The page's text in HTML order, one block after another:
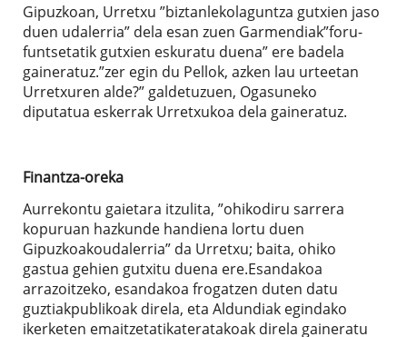
Gipuzkoan, Urretxu ”biztanlekolaguntza gutxien jaso
duen udalerria” dela esan zuen Garmendiak”foru-
funtsetatik gutxien eskuratu duena” ere badela
gaineratuz.”zer egin du Pellok, azken lau urteetan
Urretxuren alde?” galdetuzuen, Ogasuneko
diputatua eskerrak Urretxukoa dela gaineratuz.
Finantza-oreka
Aurrekontu gaietara itzulita, ”ohikodiru sarrera
kopuruan hazkunde handiena lortu duen
Gipuzkoakoudalerria” da Urretxu; baita, ohiko
gastua gehien gutxitu duena ere.Esandakoa
arrazoitzeko, esandakoa frogatzen duten datu
guztiakpublikoak direla, eta Aldundiak egindako
ikerketen emaitzetatikateratakoak direla gaineratu